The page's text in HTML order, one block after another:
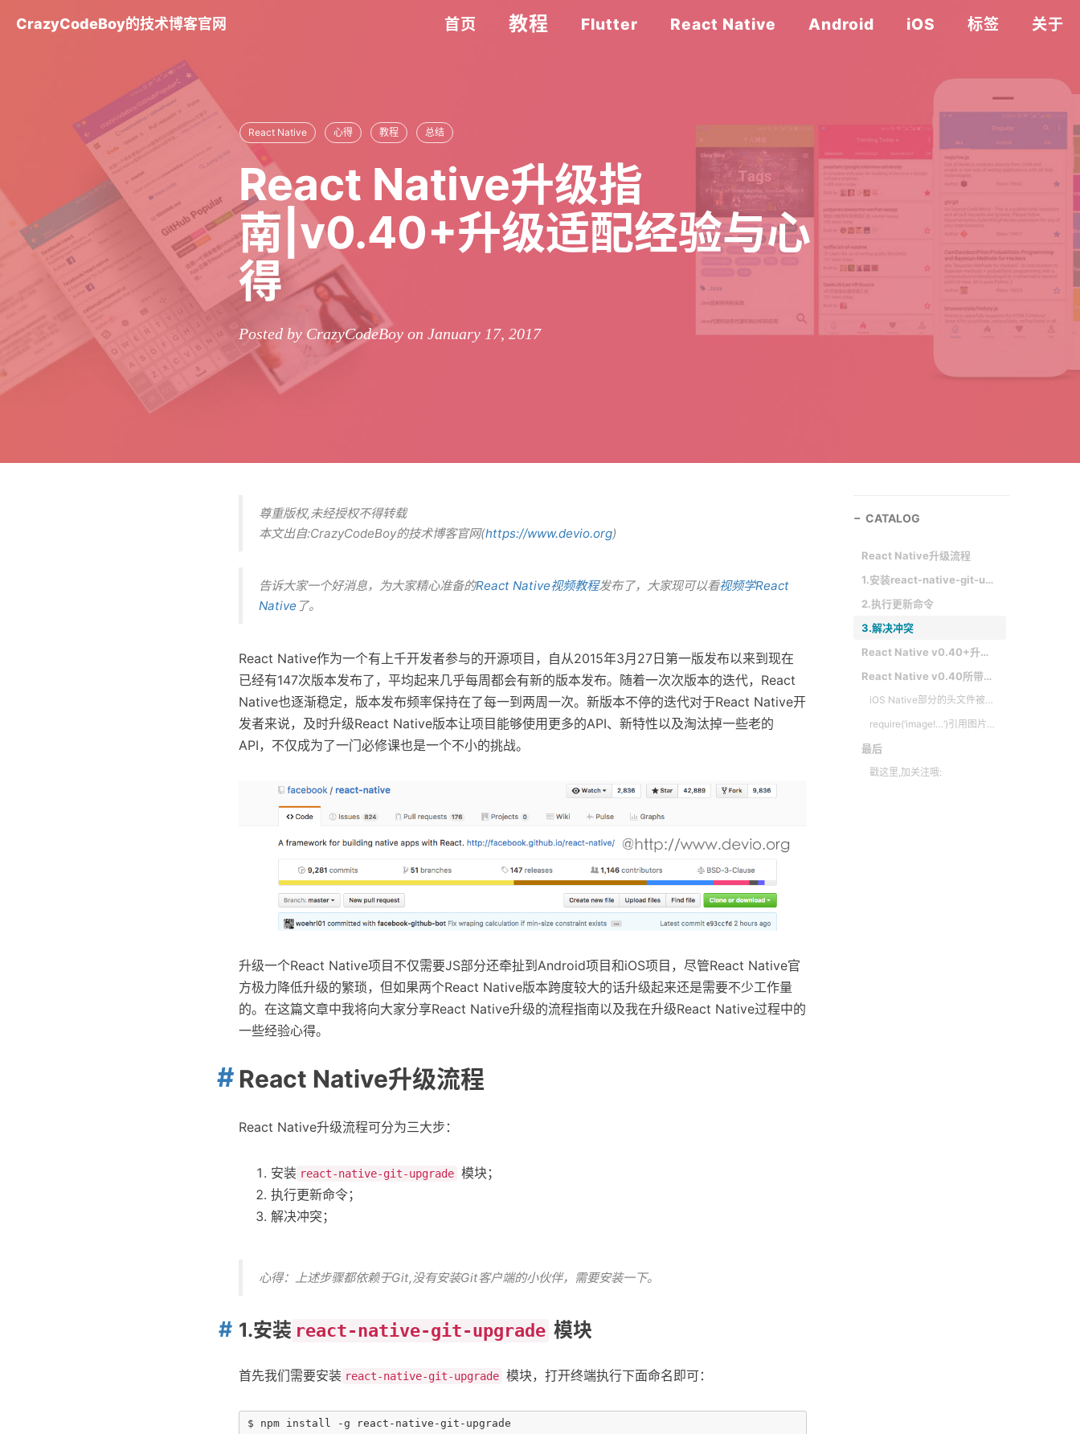
CrazyCodeBoy的技术博客官网 首页 教程 Flutter React Native Android iOS 标签 关于
React Native 心得 教程 总结
React Native升级指
南|v0.40+升级适配经验与心
得
Posted by CrazyCodeBoy on January 17, 2017
尊重版权,未经授权不得转载
本文出自:CrazyCodeBoy的技术博客官网(https://www.devio.org)
告诉大家一个好消息，为大家精心准备的React Native视频教程发布了，大家现可以看视频学React
Native 了。
React Native作为一个有上千开发者参与的开源项目，自从2015年3月27日第一版发布以来到现在
已经有147次版本发布了，平均起来几乎每周都会有新的版本发布。随着一次次版本的迭代，React
Native也逐渐稳定，版本发布频率保持在了每一到两周一次。新版本不停的迭代对于React Native开
发者来说，及时升级React Native版本让项目能够使用更多的API、新特性以及淘汰掉一些老的
API，不仅成为了一门必修课也是一个不小的挑战。
升级一个React Native项目不仅需要JS部分还牵扯到Android项目和iOS项目，尽管React Native官
方极力降低升级的繁琐，但如果两个React Native版本跨度较大的话升级起来还是需要不少工作量
的。在这篇文章中我将向大家分享React Native升级的流程指南以及我在升级React Native过程中的
一些经验心得。
React Native升级流程
React Native升级流程可分为三大步：
安装 react-native-git-upgrade 模块；
执行更新命令；
解决冲突；
心得：上述步骤都依赖于Git,没有安装Git客户端的小伙伴，需要安装一下。
1.安装 react-native-git-upgrade 模块
首先我们需要安装 react-native-git-upgrade 模块，打开终端执行下面命名即可：
CATALOG
React Native升级流程
1.安装react-native-git-upgrade 模块
2.执行更新命令
3.解决冲突
React Native v0.40+升级适配经验与心得
React Native v0.40所带来的一些重大变化
iOS Native部分的头文件被移动
require(‘image!…‘)引用图片方式不在支持
最后
戳这里,加关注哦: